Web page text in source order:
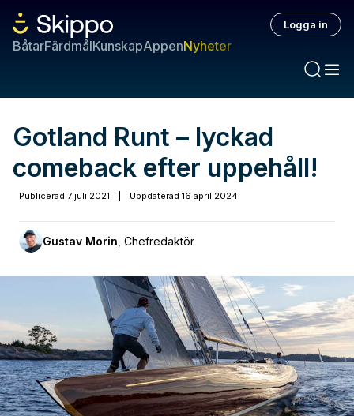
BåtarFärdmålKunskapAppenNyheter
Logga in
Gotland Runt – lyckad
comeback efter uppehåll!
Publicerad 7 juli 2021 Uppdaterad 16 april 2024
Gustav Morin Chefredaktör